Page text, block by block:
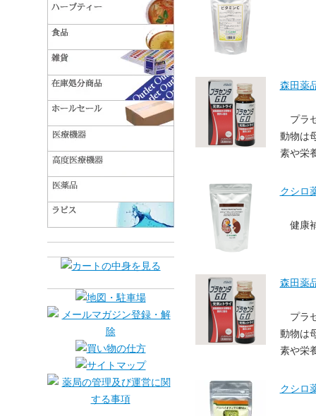
森田薬
プラ
動物は
素や栄
クシロ
健康
森田薬
プラ
動物は
素や栄
クシロ